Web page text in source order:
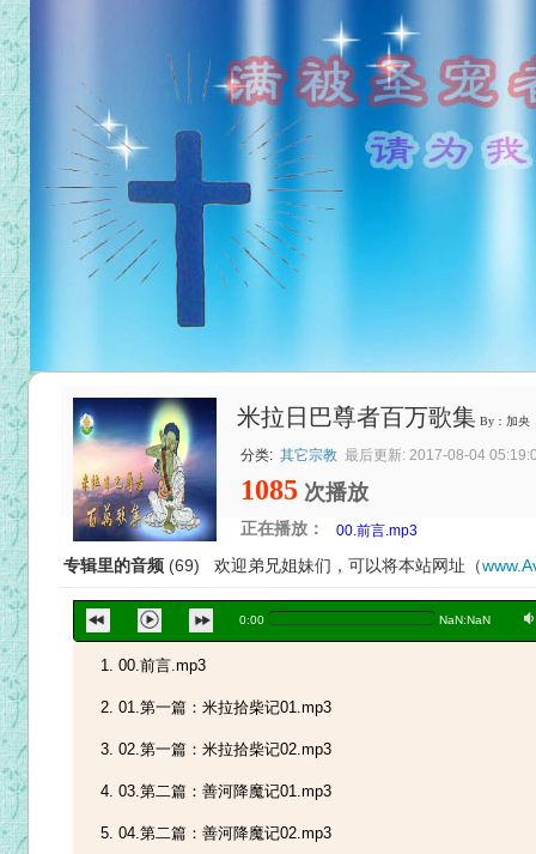
米拉日巴尊者百万歌集 By：加央
分类: 其它宗教 最后更新: 2017-08-04
1085 次播放
正在播放：
专辑里的音频 (69) 欢迎弟兄姐妹们，可以将本站网址（
0:00 NaN:NaN a
00.前言.mp3
00.前言.mp3
01.第一篇：米拉拾柴记01.mp3
02.第一篇：米拉拾柴记02.mp3
03.第二篇：善河降魔记01.mp3
04.第二篇：善河降魔记02.mp3